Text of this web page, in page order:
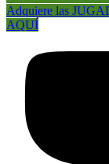
Adquiere las
AQUÍ